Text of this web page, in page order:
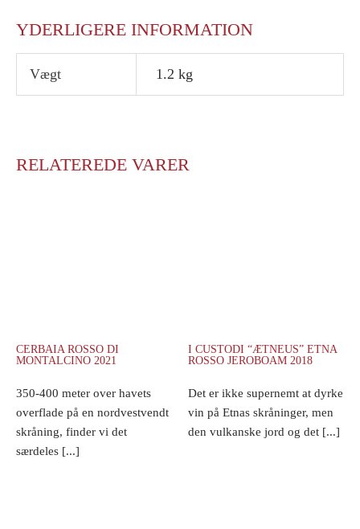
YDERLIGERE INFORMATION
Vægt 1.2 kg
RELATEREDE VARER
CERBAIA ROSSO DI
MONTALCINO 2021
350-400 meter over havets
overflade på en nordvestvendt
skråning, finder vi det
særdeles [...]
I CUSTODI “ÆTNEUS” ETNA
ROSSO JEROBOAM 2018
Det er ikke supernemt at dyrke
vin på Etnas skråninger, men
den vulkanske jord og det [...]